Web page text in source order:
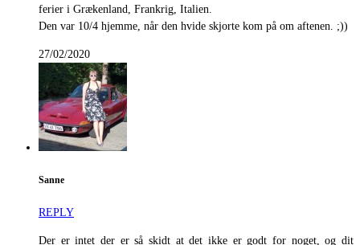
ferier i Grækenland, Frankrig, Italien.
Den var 10/4 hjemme, når den hvide skjorte kom på om aftenen. ;))
27/02/2020
Sanne
REPLY
Der er intet der er så skidt at det ikke er godt for noget, og dit